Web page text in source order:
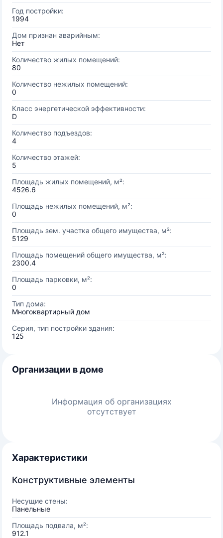
Год постройки:
1994
Дом признан аварийным:
Нет
Количество жилых помещений:
80
Количество нежилых помещений:
0
Класс энергетической эффективности:
D
Количество подъездов:
4
Количество этажей:
5
Площадь жилых помещений, м²:
4526.6
Площадь нежилых помещений, м²:
0
Площадь зем. участка общего имущества, м²:
5129
Площадь помещений общего имущества, м²:
2300.4
Площадь парковки, м²:
0
Тип дома:
Многоквартирный дом
Серия, тип постройки здания:
125
Организации в доме
Информация об организациях
отсутствует
Характеристики
Конструктивные элементы
Несущие стены:
Панельные
Площадь подвала, м²:
912.1